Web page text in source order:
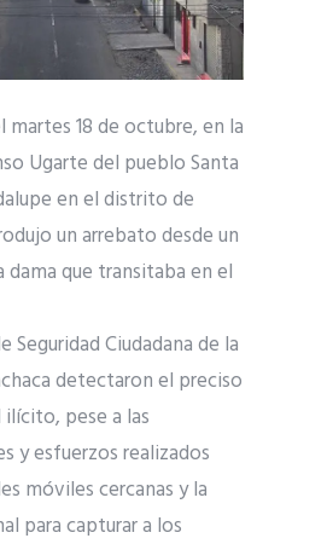
martes 18 de octubre, en la
Ugarte del pueblo Santa
en el distrito de
un arrebato desde un
dama que transitaba en el
Seguridad Ciudadana de la
detectaron el preciso
pese a las
y esfuerzos realizados
móviles cercanas y la
para capturar a los